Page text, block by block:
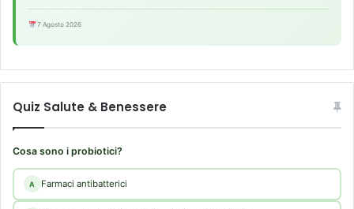
7 Agosto 2026
Quiz Salute & Benessere
Cosa sono i probiotici?
A Farmaci antibatterici